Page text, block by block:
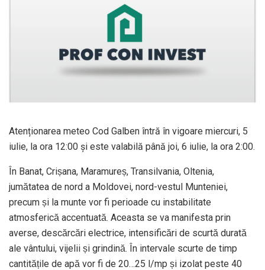
Atenționarea meteo Cod Galben întră în vigoare miercuri, 5
iulie, la ora 12:00 și este valabilă până joi, 6 iulie, la ora 2:00.
În Banat, Crișana, Maramureș, Transilvania, Oltenia,
jumătatea de nord a Moldovei, nord-vestul Munteniei,
precum și la munte vor fi perioade cu instabilitate
atmosferică accentuată. Aceasta se va manifesta prin
averse, descărcări electrice, intensificări de scurtă durată
ale vântului, vijelii și grindină. În intervale scurte de timp
cantitățile de apă vor fi de 20…25 l/mp și izolat peste 40